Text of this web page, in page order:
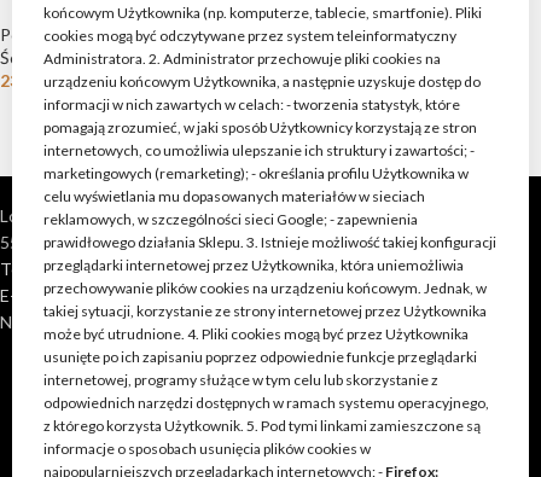
Pozostałe produkty, Stare Deski
Ścienne
239,00zł
Pozostałe produkty,Stare Deski
Ścienne
239,00zł
Loft Shop Manufacture
55-220 Jelcz Laskowice, Polska
Telefon: +48 790 528 555 | +48 693 262 400
E-mail: kontakt@loft-shop.pl
NIP: 898 202 51 11
końcowym Użytkownika (np. komputerze, tablecie, smartfonie). Pliki
cookies mogą być odczytywane przez system teleinformatyczny
Administratora. 2. Administrator przechowuje pliki cookies na
urządzeniu końcowym Użytkownika, a następnie uzyskuje dostęp do
informacji w nich zawartych w celach: - tworzenia statystyk, które
pomagają zrozumieć, w jaki sposób Użytkownicy korzystają ze stron
internetowych, co umożliwia ulepszanie ich struktury i zawartości; -
marketingowych (remarketing); - określania profilu Użytkownika w
celu wyświetlania mu dopasowanych materiałów w sieciach
reklamowych, w szczególności sieci Google; - zapewnienia
prawidłowego działania Sklepu. 3. Istnieje możliwość takiej konfiguracji
przeglądarki internetowej przez Użytkownika, która uniemożliwia
przechowywanie plików cookies na urządzeniu końcowym. Jednak, w
takiej sytuacji, korzystanie ze strony internetowej przez Użytkownika
może być utrudnione. 4. Pliki cookies mogą być przez Użytkownika
usunięte po ich zapisaniu poprzez odpowiednie funkcje przeglądarki
internetowej, programy służące w tym celu lub skorzystanie z
odpowiednich narzędzi dostępnych w ramach systemu operacyjnego,
z którego korzysta Użytkownik. 5. Pod tymi linkami zamieszczone są
informacje o sposobach usunięcia plików cookies w
najpopularniejszych przeglądarkach internetowych: - Firefox: